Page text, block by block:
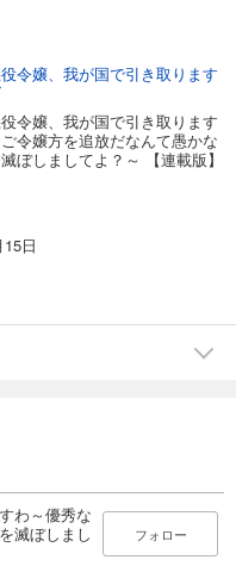
要らない悪役令嬢、我が国で引き取りますわ～優秀なご令嬢方を追放だなんて愚かな真似、国を滅ぼしましてよ？～ 【連載版】１９
要らない悪役令嬢、我が国で引き取りますわ～優秀なご令嬢方を追放だなんて愚かな真似、国を滅ぼしましてよ？～ 【連載版】２０
令嬢、我が国で引き取ります
令嬢、我が国で引き取ります
令嬢方を追放だなんて愚かな
ぼしましてよ？～ 【連載版】
日
わ～優秀な
滅ぼしまし
フォロー